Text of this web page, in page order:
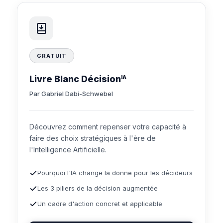
GRATUIT
Livre Blanc Décision IA
Par Gabriel Dabi-Schwebel
Découvrez comment repenser votre capacité à
faire des choix stratégiques à l'ère de
l'Intelligence Artificielle.
Pourquoi l'IA change la donne pour les décideurs
Les 3 piliers de la décision augmentée
Un cadre d'action concret et applicable